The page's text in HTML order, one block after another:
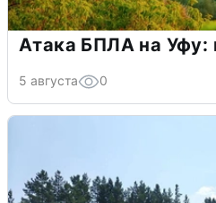
Атака БПЛА на Уфу:
5 августа 0